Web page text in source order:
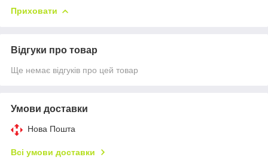
Приховати
Відгуки про товар
Ще немає відгуків про цей товар
Умови доставки
Нова Пошта
Всі умови доставки